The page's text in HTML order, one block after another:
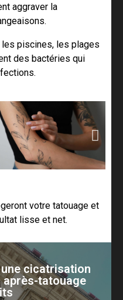
aggraver la
piscines, les plages
des bactéries qui
votre tatouage et
lisse et net.
cicatrisation
tatouage